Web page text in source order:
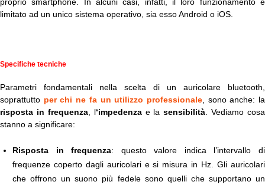
limitato ad un unico sistema operativo, sia esso Android o iOS.
Specifiche tecniche
Parametri fondamentali nella scelta di un auricolare bluetooth,
soprattutto per chi ne fa un utilizzo professionale, sono anche: la
risposta in frequenza, l‘impedenzae la sensibilità. Vediamo cosa
stanno a significare:
Risposta in frequenza: questo valore indica l’intervallo di
frequenze coperto dagli auricolari e si misura in Hz. Gli auricolari
che offrono un suono più fedele sono quelli che supportano un